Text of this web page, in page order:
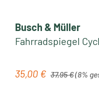
Busch & Müller
Fahrradspiegel
Verkaufspreis:
35,00 € Regulärer Preis:
37,95 €(8%